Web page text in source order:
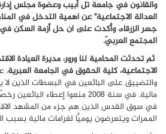
والقانون في جامعة تل أبيب وعضوة مجلس
العدالة الاجتماعية" عن اهمية التدخل في
جسر الزرقاء، وأكدت على ان حل أزمة السكن
المجتمع العربيّ.
ثم تحدثت المحامية لنا ورور، مديرة العيادة
الاجتماعية، كلية الحقوق في الجامعة العبرية،
والتضييق على البائعين في البسطات الذين لا
مالية. في سنة 2008 منعوا إعطاء
في سوق القدس الذين هم جزء من المشهد
الممرات ويتعرضون يوميًّا لغرامات مالية بسبب